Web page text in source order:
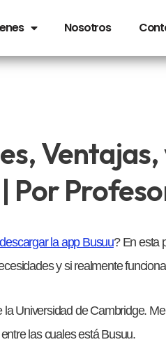
Nosotros
Ventajas,
Por
descargar la app Busuu? En esta
y si realmente
Universidad de Cambridge.
las cuales está Busuu.